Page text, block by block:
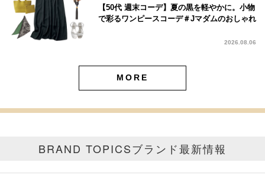
【50代 週末コーデ】夏の黒を軽やかに。小物
で彩るワンピースコーデ＃Jマダムのおしゃれ
2026.08.06
MORE
BRAND TOPICSブランド最新情報